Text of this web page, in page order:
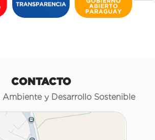
CONTACTO
Ambiente y Desarrollo Sostenible